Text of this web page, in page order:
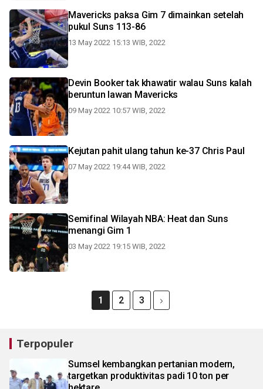
Mavericks paksa Gim 7 dimainkan setelah
pukul Suns 113-86
13 May 2022 15:13 WIB, 2022
Devin Booker tak khawatir walau Suns kalah
beruntun lawan Mavericks
09 May 2022 10:57 WIB, 2022
Kejutan pahit ulang tahun ke-37 Chris Paul
07 May 2022 19:44 WIB, 2022
Semifinal Wilayah NBA: Heat dan Suns
menangi Gim 1
03 May 2022 19:15 WIB, 2022
1 2 3
Terpopuler
Sumsel kembangkan pertanian modern,
targetkan produktivitas padi 10 ton per